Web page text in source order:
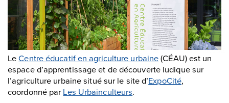
LeCentre éducatif en agriculture urbaine(CÉAU) est un
espace d’apprentissage et de découverte ludique sur
l’agriculture urbaine situé sur le site d’ExpoCité,
coordonné parLes Urbainculteurs.